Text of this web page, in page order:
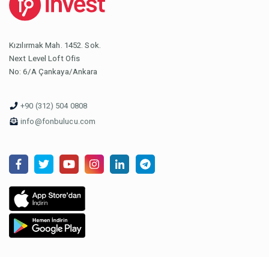
Kızılırmak Mah. 1452. Sok.
Next Level Loft Ofis
No: 6/A Çankaya/Ankara
+90 (312) 504 0808
info@fonbulucu.com